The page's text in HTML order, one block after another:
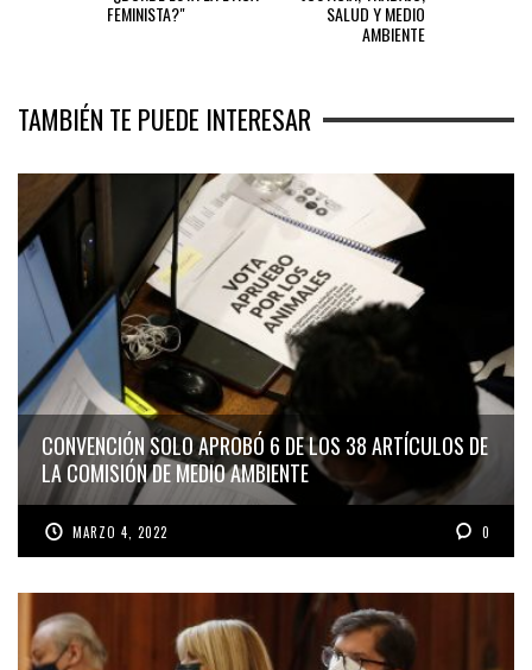
FEMINISTA?"
SALUD Y MEDIO
AMBIENTE
TAMBIÉN TE PUEDE INTERESAR
CONVENCIÓN SOLO APROBÓ 6 DE LOS 38 ARTÍCULOS DE
LA COMISIÓN DE MEDIO AMBIENTE
MARZO 4, 2022 0